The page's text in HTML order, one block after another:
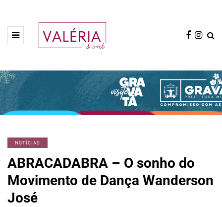
NOTÍCIAS
ABRACADABRA – O sonho do
Movimento de Dança Wanderson
José